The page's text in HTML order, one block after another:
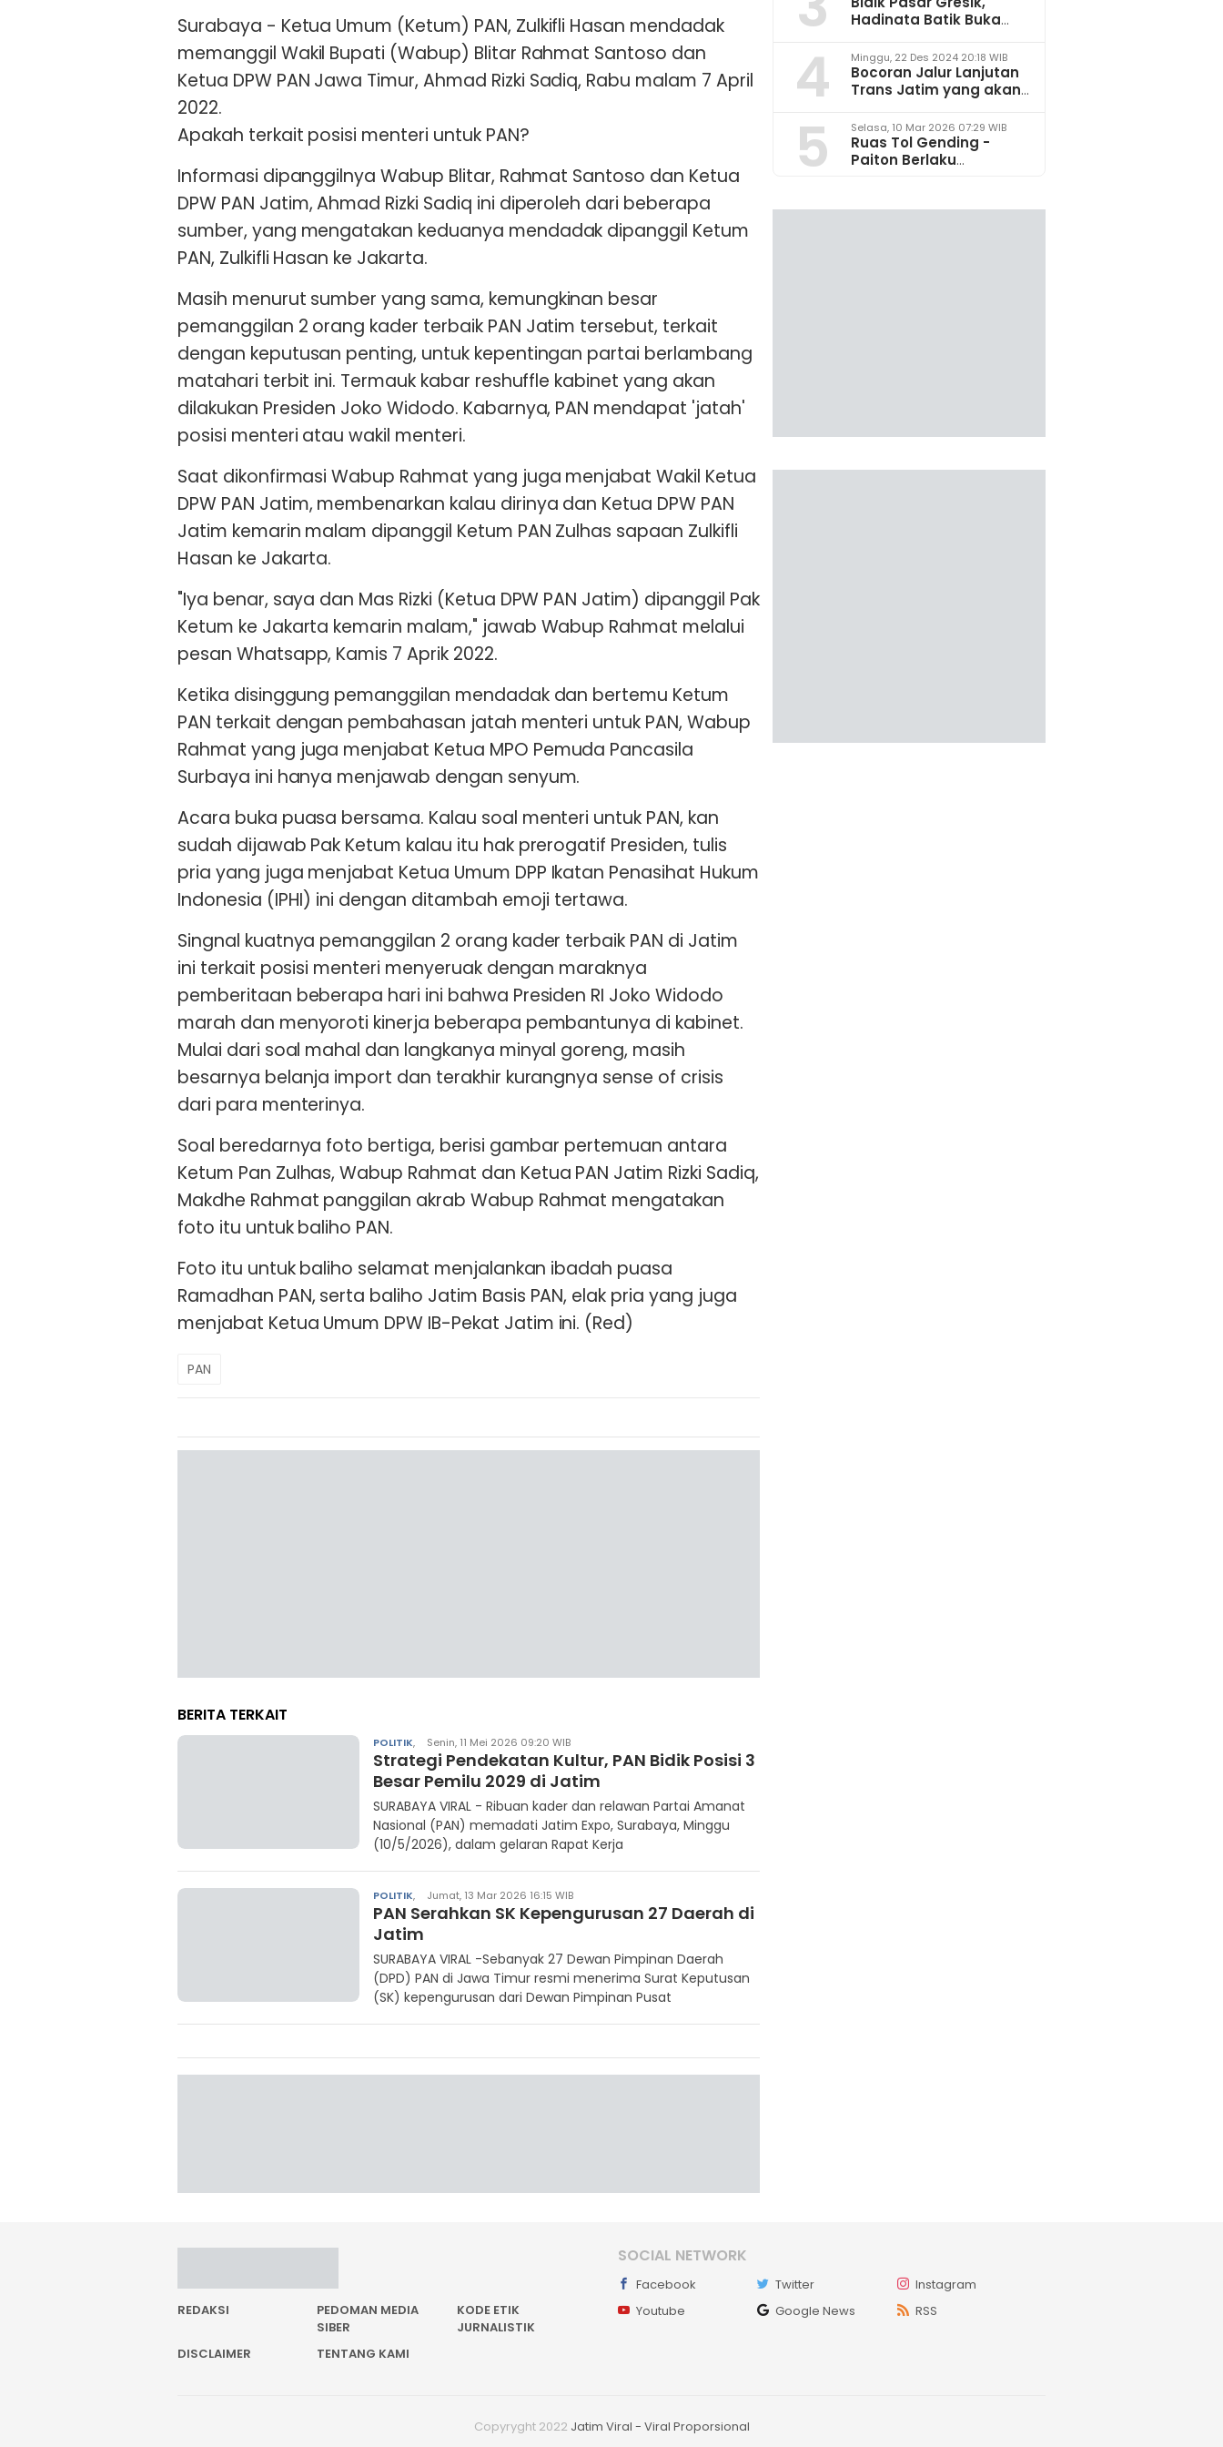
Surabaya - Ketua Umum (Ketum) PAN, Zulkifli Hasan mendadak
memanggil Wakil Bupati (Wabup) Blitar Rahmat Santoso dan
Ketua DPW PAN Jawa Timur, Ahmad Rizki Sadiq, Rabu malam 7 April
2022.
Apakah terkait posisi menteri untuk PAN?
Informasi dipanggilnya Wabup Blitar, Rahmat Santoso dan Ketua
DPW PAN Jatim, Ahmad Rizki Sadiq ini diperoleh dari beberapa
sumber, yang mengatakan keduanya mendadak dipanggil Ketum
PAN, Zulkifli Hasan ke Jakarta.
Masih menurut sumber yang sama, kemungkinan besar
pemanggilan 2 orang kader terbaik PAN Jatim tersebut, terkait
dengan keputusan penting, untuk kepentingan partai berlambang
matahari terbit ini. Termauk kabar reshuffle kabinet yang akan
dilakukan Presiden Joko Widodo. Kabarnya, PAN mendapat 'jatah'
posisi menteri atau wakil menteri.
Saat dikonfirmasi Wabup Rahmat yang juga menjabat Wakil Ketua
DPW PAN Jatim, membenarkan kalau dirinya dan Ketua DPW PAN
Jatim kemarin malam dipanggil Ketum PAN Zulhas sapaan Zulkifli
Hasan ke Jakarta.
"Iya benar, saya dan Mas Rizki (Ketua DPW PAN Jatim) dipanggil Pak
Ketum ke Jakarta kemarin malam," jawab Wabup Rahmat melalui
pesan Whatsapp, Kamis 7 Aprik 2022.
Ketika disinggung pemanggilan mendadak dan bertemu Ketum
PAN terkait dengan pembahasan jatah menteri untuk PAN, Wabup
Rahmat yang juga menjabat Ketua MPO Pemuda Pancasila
Surbaya ini hanya menjawab dengan senyum.
Acara buka puasa bersama. Kalau soal menteri untuk PAN, kan
sudah dijawab Pak Ketum kalau itu hak prerogatif Presiden, tulis
pria yang juga menjabat Ketua Umum DPP Ikatan Penasihat Hukum
Indonesia (IPHI) ini dengan ditambah emoji tertawa.
Singnal kuatnya pemanggilan 2 orang kader terbaik PAN di Jatim
ini terkait posisi menteri menyeruak dengan maraknya
pemberitaan beberapa hari ini bahwa Presiden RI Joko Widodo
marah dan menyoroti kinerja beberapa pembantunya di kabinet.
Mulai dari soal mahal dan langkanya minyal goreng, masih
besarnya belanja import dan terakhir kurangnya sense of crisis
dari para menterinya.
Soal beredarnya foto bertiga, berisi gambar pertemuan antara
Ketum Pan Zulhas, Wabup Rahmat dan Ketua PAN Jatim Rizki Sadiq,
Makdhe Rahmat panggilan akrab Wabup Rahmat mengatakan
foto itu untuk baliho PAN.
Foto itu untuk baliho selamat menjalankan ibadah puasa
Ramadhan PAN, serta baliho Jatim Basis PAN, elak pria yang juga
menjabat Ketua Umum DPW IB-Pekat Jatim ini. (Red)
PAN
BERITA TERKAIT
POLITIK, Senin, 11 Mei 2026 09:20 WIB
Strategi Pendekatan Kultur, PAN Bidik Posisi 3
Besar Pemilu 2029 di Jatim
SURABAYA VIRAL - Ribuan kader dan relawan Partai Amanat
Nasional (PAN) memadati Jatim Expo, Surabaya, Minggu
(10/5/2026), dalam gelaran Rapat Kerja
POLITIK, Jumat, 13 Mar 2026 16:15 WIB
PAN Serahkan SK Kepengurusan 27 Daerah di
Jatim
SURABAYA VIRAL -Sebanyak 27 Dewan Pimpinan Daerah
(DPD) PAN di Jawa Timur resmi menerima Surat Keputusan
(SK) kepengurusan dari Dewan Pimpinan Pusat
Hadinata Batik Buka
4 Minggu, 22 Des 2024 20:18 WIB
Bocoran Jalur Lanjutan
Trans Jatim yang akan
2025
5 Selasa, 10 Mar 2026 07:29 WIB
Ruas Tol Gending -
Paiton Berlaku
REDAKSI
PEDOMAN MEDIA
SIBER
KODE ETIK
JURNALISTIK
DISCLAIMER
TENTANG KAMI
SOCIAL NETWORK
Facebook Twitter
Instagram
Youtube
Google News RSS
Copyryght 2022 Jatim Viral - Viral Proporsional